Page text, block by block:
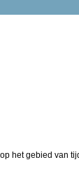
het gebied van